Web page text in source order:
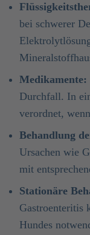
bei schwerer
Medikamente:
Durchfall. In
verordnet,
Behandlung
Ursachen wie
mit
Stationäre
Gastroenteritis
Hundes